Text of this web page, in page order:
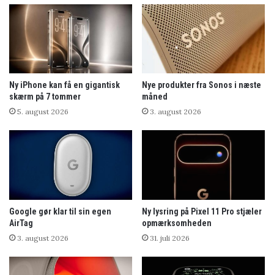
Ny iPhone kan få en gigantisk
skærm på 7 tommer
5. august 2026
Nye produkter fra Sonos i næste
måned
3. august 2026
Google gør klar til sin egen
AirTag
3. august 2026
Ny lysring på Pixel 11 Pro stjæler
opmærksomheden
31. juli 2026